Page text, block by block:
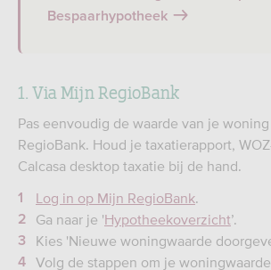
Bespaarhypotheek
1. Via Mijn RegioBank
Pas eenvoudig de waarde van je
RegioBank. Houd je taxatierapport,
Calcasa desktop taxatie bij de hand.
Log in op Mijn RegioBank.
Ga naar je 'Hypotheekoverzicht’.
Kies 'Nieuwe woningwaarde
Volg de stappen om je